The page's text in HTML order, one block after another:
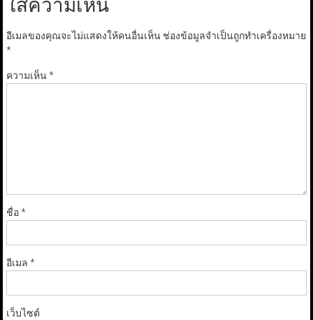
ใส่ความเห็น
อีเมลของคุณจะไม่แสดงให้คนอื่นเห็น ช่องข้อมูลจำเป็นถูกทำเครื่องหมาย
*
ความเห็น*
ชื่อ*
อีเมล *
เว็บไซต์